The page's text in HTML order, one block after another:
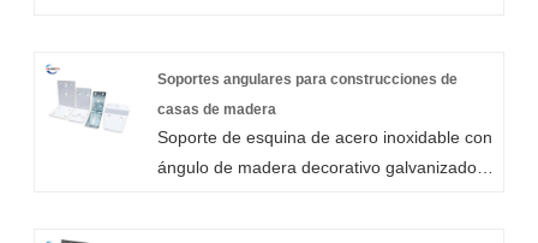
manera segura y sin problemas. Como uno
de los proveedores profesionales en China,
nos hemos especializado en repuestos para
automóviles, repuestos y accesorios de
Soportes angulares para construcciones de
casas de madera
Soporte de esquina de acero inoxidable con
ángulo de madera decorativo galvanizado